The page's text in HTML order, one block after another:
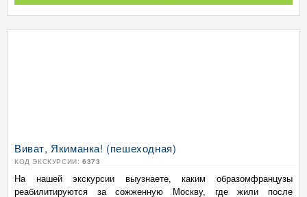
Виват, Якиманка! (пешеходная)
КОД ЭКСКУРСИИ: 6373
На нашей экскурсии выузнаете, каким образомфранцузы
реабилитируются за сожженную Москву, где жили после